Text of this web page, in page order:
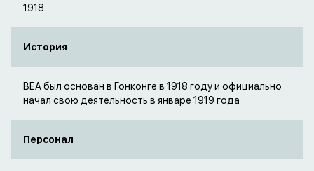
1918
История
BEA был основан в Гонконге в 1918 году и официально
начал свою деятельность в январе 1919 года
Персонал